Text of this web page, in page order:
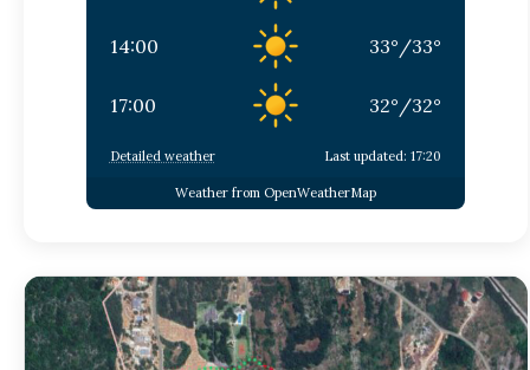
14:00 33° /33°
17:00 32° /32°
Detailed weather Last updated: 17:20
Weather from OpenWeatherMap